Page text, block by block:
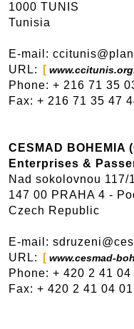
1000 TUNIS
Tunisia
E-mail:
URL:
Phone: + 216 71 35
Fax: + 216 71 35 47
CESMAD BOHEMIA
Enterprises &
Nad sokolovnou 117/1
147 00 PRAHA 4 -
Czech Republic
E-mail:
URL:
www.cesmad-
Phone: + 420 2 41
Fax: + 420 2 41 04